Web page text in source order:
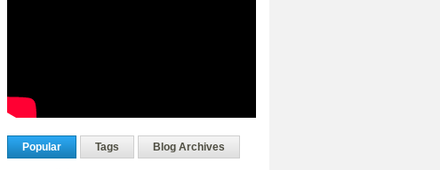
Popular Tags Blog Archives